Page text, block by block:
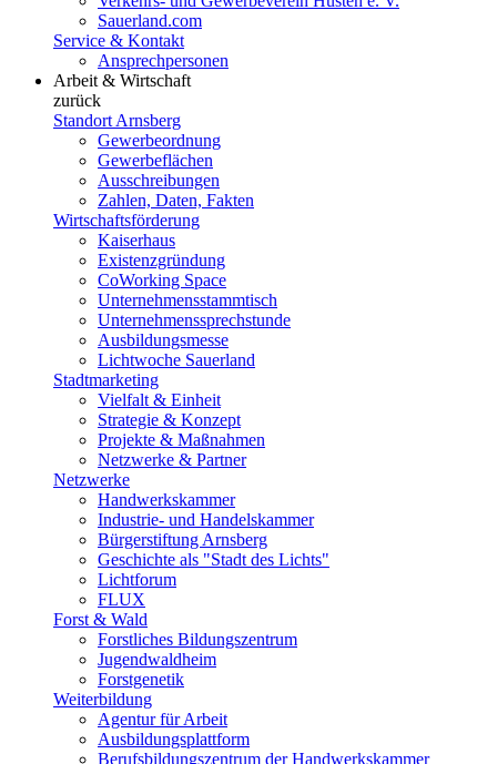
Sauerland.com
Service & Kontakt
Ansprechpersonen
Arbeit & Wirtschaft
zurück
Standort Arnsberg
Gewerbeordnung
Gewerbeflächen
Ausschreibungen
Zahlen, Daten, Fakten
Wirtschaftsförderung
Kaiserhaus
Existenzgründung
CoWorking Space
Unternehmensstammtisch
Unternehmenssprechstunde
Ausbildungsmesse
Lichtwoche Sauerland
Stadtmarketing
Vielfalt & Einheit
Strategie & Konzept
Projekte & Maßnahmen
Netzwerke & Partner
Netzwerke
Handwerkskammer
Industrie- und Handelskammer
Bürgerstiftung Arnsberg
Geschichte als "Stadt des Lichts"
Lichtforum
FLUX
Forst & Wald
Forstliches Bildungszentrum
Jugendwaldheim
Forstgenetik
Weiterbildung
Agentur für Arbeit
Ausbildungsplattform
Berufsbildungszentrum der Handwerkskammer